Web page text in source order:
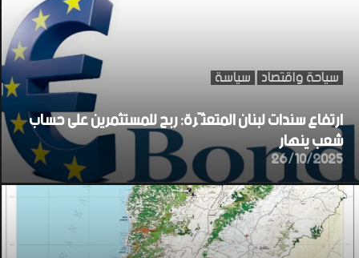
سياحة واقتصاد سياسة
ارتفاع سندات لبنان المتعثّرة: ربح للمستثمرين على حساب
شعب ينهار
26/10/2025